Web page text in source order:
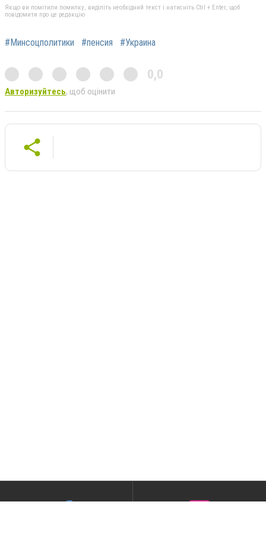
Якщо ви помітили помилку, виділіть необхідний текст і натисніть Ctrl + Enter, щоб
повідомити про це редакцію
#Минсоцполитики #пенсия #Украина
0,0
Авторизуйтесь, щоб оцінити